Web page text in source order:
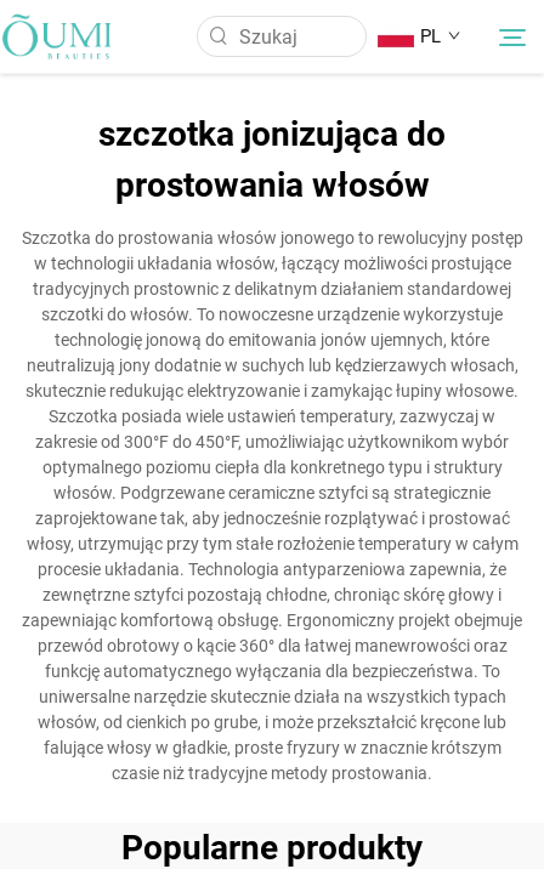
PL
Produkty
Aktualności
Aplikacja
Skontaktuj się z nami
szczotka jonizująca do
prostowania włosów
Szczotka do prostowania włosów jonowego to rewolucyjny postęp
w technologii układania włosów, łączący możliwości prostujące
tradycyjnych prostownic z delikatnym działaniem standardowej
szczotki do włosów. To nowoczesne urządzenie wykorzystuje
technologię jonową do emitowania jonów ujemnych, które
neutralizują jony dodatnie w suchych lub kędzierzawych włosach,
skutecznie redukując elektryzowanie i zamykając łupiny włosowe.
Szczotka posiada wiele ustawień temperatury, zazwyczaj w
zakresie od 300°F do 450°F, umożliwiając użytkownikom wybór
optymalnego poziomu ciepła dla konkretnego typu i struktury
włosów. Podgrzewane ceramiczne sztyfci są strategicznie
zaprojektowane tak, aby jednocześnie rozplątywać i prostować
włosy, utrzymując przy tym stałe rozłożenie temperatury w całym
procesie układania. Technologia antyparzeniowa zapewnia, że
zewnętrzne sztyfci pozostają chłodne, chroniąc skórę głowy i
zapewniając komfortową obsługę. Ergonomiczny projekt obejmuje
przewód obrotowy o kącie 360° dla łatwej manewrowości oraz
funkcję automatycznego wyłączania dla bezpieczeństwa. To
uniwersalne narzędzie skutecznie działa na wszystkich typach
włosów, od cienkich po grube, i może przekształcić kręcone lub
falujące włosy w gładkie, proste fryzury w znacznie krótszym
czasie niż tradycyjne metody prostowania.
Popularne produkty